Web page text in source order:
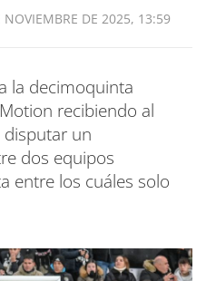
NOVIEMBRE DE 2025, 13:59
la decimoquinta
recibiendo al
disputar un
dos equipos
entre los cuáles solo